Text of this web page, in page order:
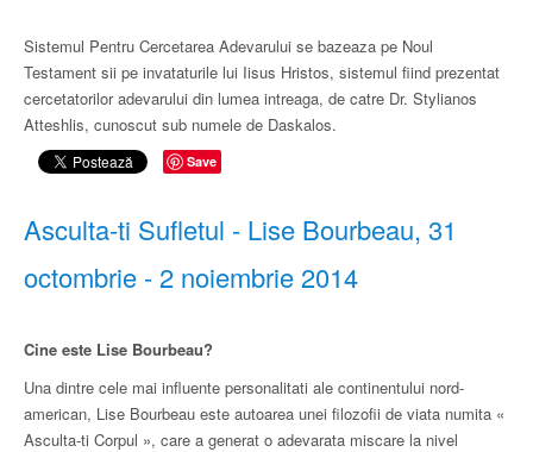
Sistemul Pentru Cercetarea Adevarului se bazeaza pe Noul
Testament sii pe invataturile lui Iisus Hristos, sistemul fiind prezentat
cercetatorilor adevarului din lumea intreaga, de catre Dr. Stylianos
Atteshlis, cunoscut sub numele de Daskalos.
Save
Asculta-ti Sufletul - Lise Bourbeau, 31
octombrie - 2 noiembrie 2014
Cine este Lise Bourbeau?
Una dintre cele mai influente personalitati ale continentului nord-
american, Lise Bourbeau este autoarea unei filozofii de viata numita «
Asculta-ti Corpul », care a generat o adevarata miscare la nivel